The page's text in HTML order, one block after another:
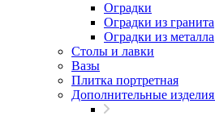
Оградки
Оградки из гранита
Оградки из металла
Столы и лавки
Вазы
Плитка портретная
Дополнительные изделия